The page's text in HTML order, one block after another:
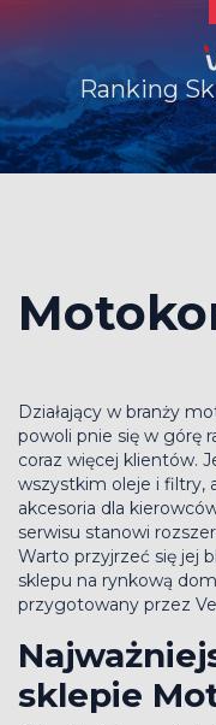
Ranking
Działający w branży
powoli pnie się w górę
coraz więcej klientów.
wszystkim oleje i filtry,
akcesoria dla
serwisu stanowi
Warto przyjrzeć się jej
sklepu na rynkową
przygotowany przez
sklepie